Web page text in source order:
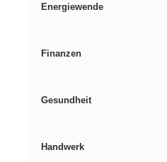
Energiewende
Finanzen
Gesundheit
Handwerk